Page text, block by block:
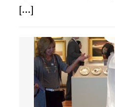
[...]